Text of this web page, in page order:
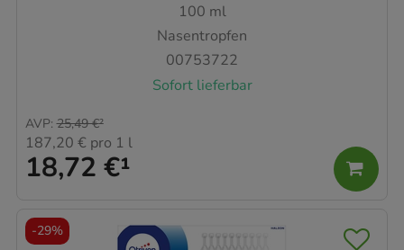
100 ml
Nasentropfen
00753722
Sofort lieferbar
18,72 €¹
AVP: 25,49 €²
187,20 € pro 1 l
-29%